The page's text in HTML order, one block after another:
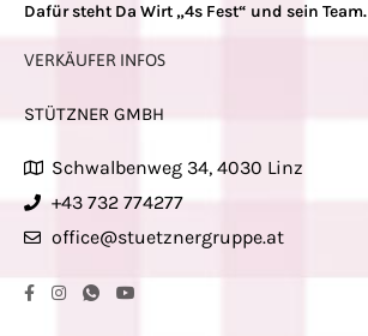
Dafür steht Da Wirt „4s Fest“ und sein Team.
VERKÄUFER INFOS
STÜTZNER GMBH
Schwalbenweg 34, 4030 Linz
+43 732 774277
office@stuetznergruppe.at